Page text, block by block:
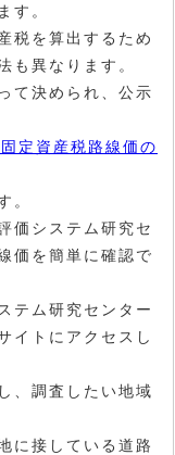
す。
税を算出するため
も異なります。
て決められ、公示
定資産税路線価の
。
価システム研究セ
価を簡単に確認で
テム研究センター
イトにアクセスし
、調査したい地域
に接している道路